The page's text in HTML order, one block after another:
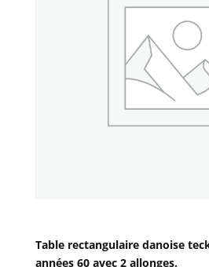
Table rectangulaire danoise
années 60 avec 2 allonges.